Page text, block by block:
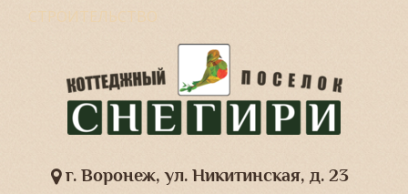
СТРОИТЕЛЬСТВО
г. Воронеж, ул. Никитинская, д. 23